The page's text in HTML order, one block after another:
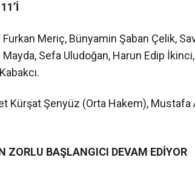
Meriç, Bünyamin Şaban Çelik,
Sefa Uludoğan, Harun Edip
Kürşat Şenyüz (Orta Hakem), Mustafa
ZORLU BAŞLANGICI DEVAM EDİYOR